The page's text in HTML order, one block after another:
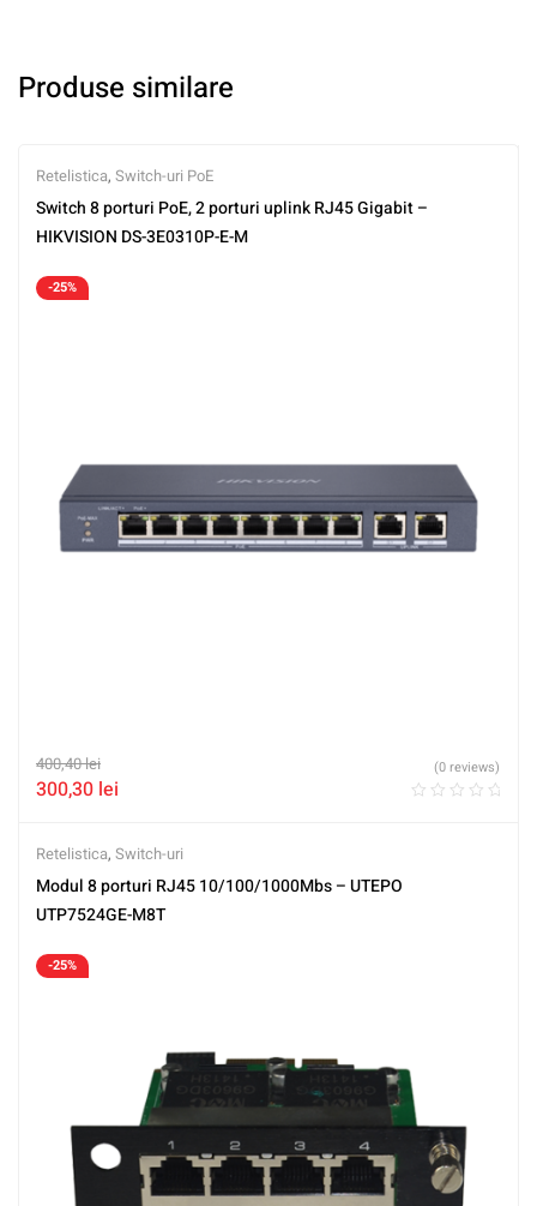
Produse similare
Retelistica, Switch-uri PoE
Switch 8 porturi PoE, 2 porturi uplink RJ45 Gigabit –
HIKVISION DS-3E0310P-E-M
-25%
400,40lei
300,30 lei
(0 reviews)
Retelistica, Switch-uri
Modul 8 porturi RJ45 10/100/1000Mbs – UTEPO
UTP7524GE-M8T
-25%